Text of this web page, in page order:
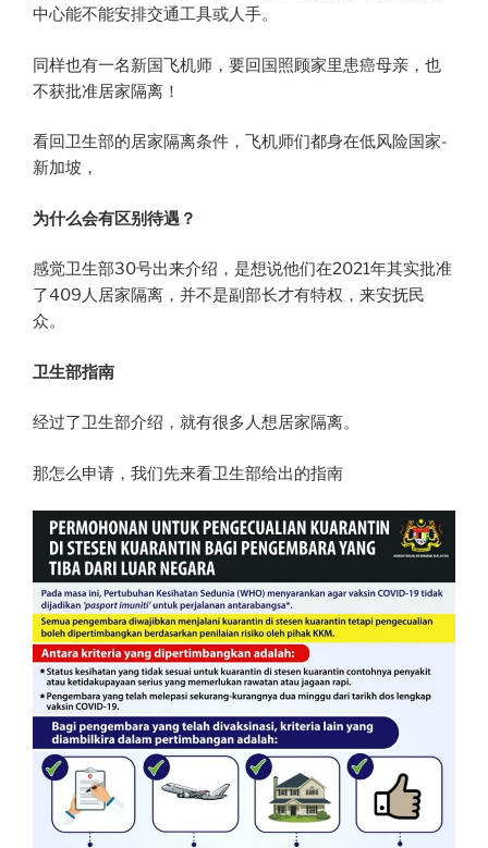
中心能不能安排交通工具或人手。
同样也有一名新国飞机师，要回国照顾家里患癌母亲，也
不获批准居家隔离！
看回卫生部的居家隔离条件，飞机师们都身在低风险国家-
新加坡，
为什么会有区别待遇？
感觉卫生部30号出来介绍，是想说他们在2021年其实批准
了409人居家隔离，并不是副部长才有特权，来安抚民
众。
卫生部指南
经过了卫生部介绍，就有很多人想居家隔离。
那怎么申请，我们先来看卫生部给出的指南